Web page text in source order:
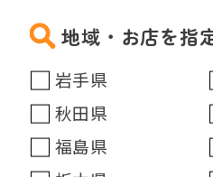
地域・お店を指
岩手県
秋田県
福島県